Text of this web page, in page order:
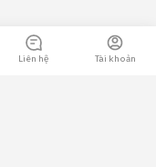
Liên hệ Tài khoản